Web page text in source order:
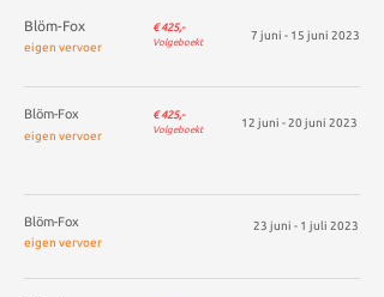
Blöm-Fox
eigen vervoer
€ 425,-
Volgeboekt
7 juni - 15 juni 2023
Blöm-Fox
eigen vervoer
€ 425,-
Volgeboekt
12 juni - 20 juni 2023
Blöm-Fox
eigen vervoer
23 juni - 1 juli 2023